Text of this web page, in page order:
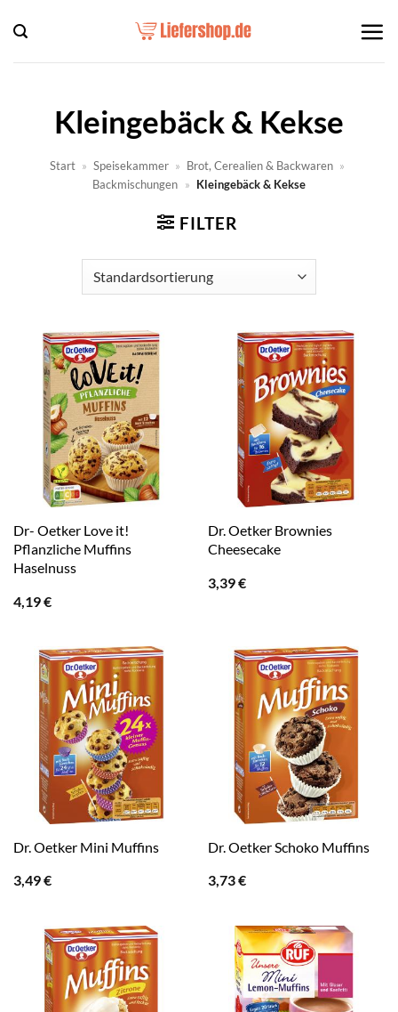
Inhalt
springen
Kleingebäck & Kekse
Start » Speisekammer » Brot, Cerealien & Backwaren »
Backmischungen » Kleingebäck & Kekse
FILTER
Dr- Oetker Love it!
Pflanzliche Muffins
Haselnuss
4,19€
Dr. Oetker Brownies
Cheesecake
3,39€
Dr. Oetker Mini Muffins
3,49€
Dr. Oetker Schoko Muffins
3,73€